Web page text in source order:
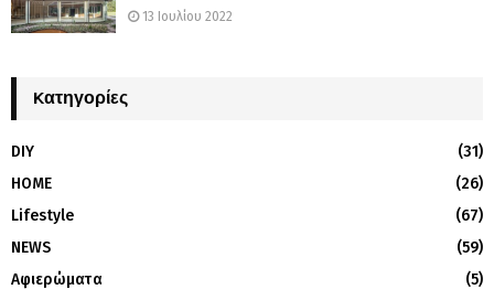
13 Ιουλίου 2022
Kατηγορίες
DIY
(31)
HOME
(26)
Lifestyle
(67)
NEWS
(59)
Αφιερώματα
(5)